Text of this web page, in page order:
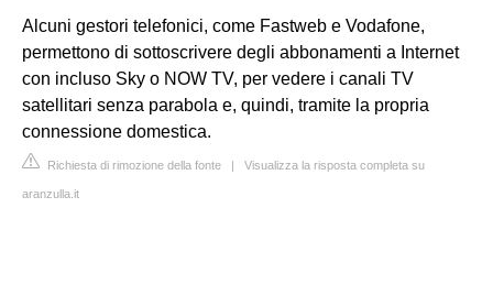
Alcuni gestori telefonici, come Fastweb e Vodafone,
permettono di sottoscrivere degli abbonamenti a Internet
con incluso Sky o NOW TV, per vedere i canali TV
satellitari senza parabola e, quindi, tramite la propria
connessione domestica.
Richiesta di rimozione della fonte | Visualizza la risposta completa su
aranzulla.it